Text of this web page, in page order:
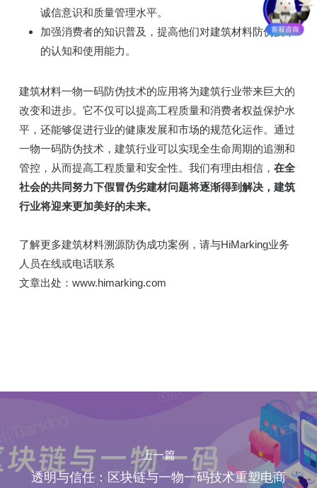
诚信意识和质量管理水平。
加强消费者的知识普及，提高他们对建筑材料防伪技术
的认知和使用能力。
建筑材料一物一码防伪技术的应用将为建筑行业带来巨大的
改变和进步。它不仅可以提高工程质量和消费者权益保护水
平，还能够促进行业的健康发展和市场的规范化运作。通过
一物一码防伪技术，建筑行业可以实现全生命周期的追溯和
管控，从而提高工程质量和安全性。我们有理由相信， 在全
社会的共同努力下假冒伪劣建材问题将逐渐得到解决，建筑
行业将迎来更加美好的未来。
了解更多建筑材料溯源防伪成功案例，请与HiMarking业务
人员在线或电话联系
文章出处：www.himarking.com
上一篇
透明与信任：区块链与一物一码技术重塑电商